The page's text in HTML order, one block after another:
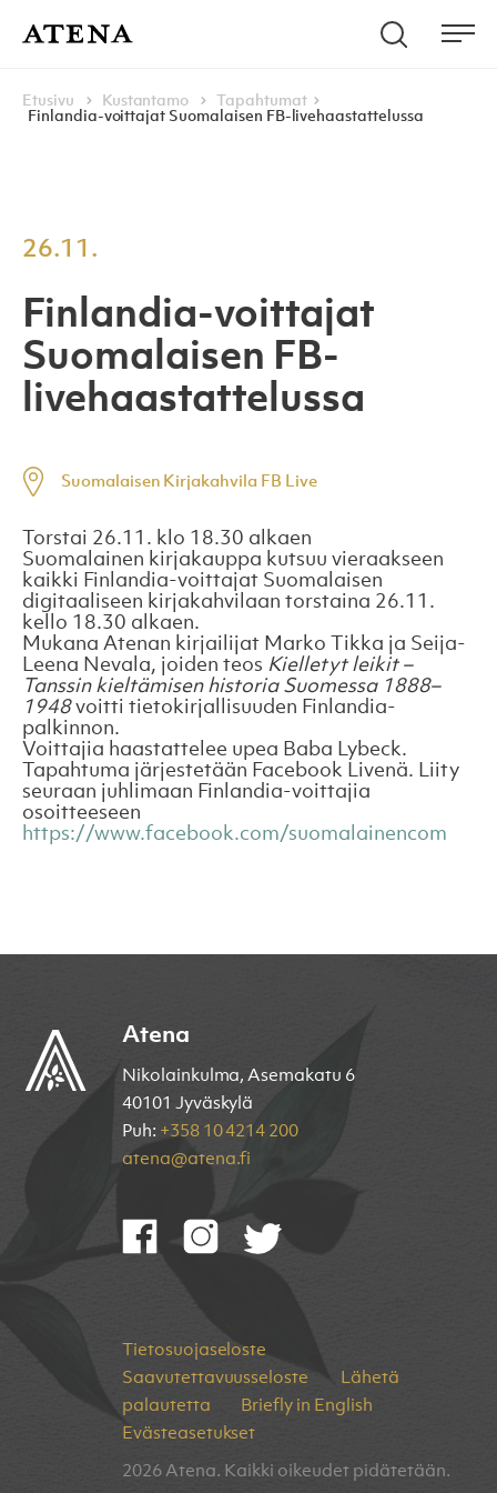
Atena Kustannus Hae
Navigoi
Etusivu
Kustantamo
Tapahtumat
Finlandia-voittajat Suomalaisen FB-livehaastattelussa
26.11.
Finlandia-voittajat
Suomalaisen FB-
livehaastattelussa
Suomalaisen Kirjakahvila FB Live
Torstai 26.11. klo 18.30 alkaen
Suomalainen kirjakauppa kutsuu vieraakseen
kaikki Finlandia-voittajat Suomalaisen
digitaaliseen kirjakahvilaan torstaina 26.11.
kello 18.30 alkaen.
Mukana Atenan kirjailijat Marko Tikka ja Seija-
Leena Nevala, joiden teos Kielletyt leikit –
Tanssin kieltämisen historia Suomessa 1888–
1948voitti tietokirjallisuuden Finlandia-
palkinnon.
Voittajia haastattelee upea Baba Lybeck.
Tapahtuma järjestetään Facebook Livenä. Liity
seuraan juhlimaan Finlandia-voittajia
osoitteeseen
https://www.facebook.com/suomalainencom
Atena
Nikolainkulma, Asemakatu 6
40101 Jyväskylä
Puh: +358 10 4214 200
atena@atena.fi
Tietosuojaseloste
Saavutettavuusseloste
Lähetä
palautetta
Briefly in English
Evästeasetukset
2026 Atena. Kaikki oikeudet pidätetään.